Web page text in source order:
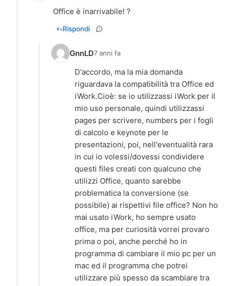
Office è inarrivabile! ?
Rispondi
GnnLD7 anni fa
D'accordo, ma la mia domanda
riguardava la compatibilità tra Office ed
iWork.Cioè: se io utilizzassi iWork per il
mio uso personale, quindi utilizzassi
pages per scrivere, numbers per i fogli
di calcolo e keynote per le
presentazioni, poi, nell'eventualità rara
in cui io volessi/dovessi condividere
questi files creati con qualcuno che
utilizzi Office, quanto sarebbe
problematica la conversione (se
possibile) ai rispettivi file office? Non ho
mai usato iWork, ho sempre usato
office, ma per curiosità vorrei provaro
prima o poi, anche perché ho in
programma di cambiare il mio pc per un
mac ed il programma che potrei
utilizzare più spesso da scambiare tra